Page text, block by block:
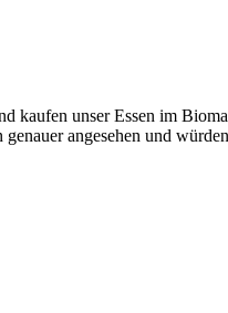
kaufen unser Essen im
genauer angesehen und